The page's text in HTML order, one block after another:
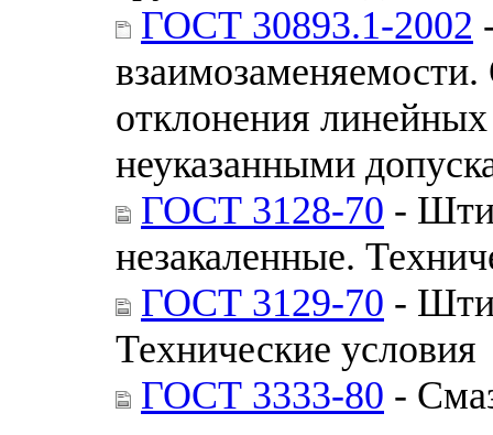
ГОСТ 30893.1-2002
отклонения
неуказанными
ГОСТ 3128-70 -
незакаленные.
ГОСТ 3129-70 -
Технические условия
ГОСТ 3333-80 -